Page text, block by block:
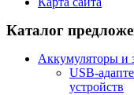
Каталог
Аккумуляторы и
USB-
устройств